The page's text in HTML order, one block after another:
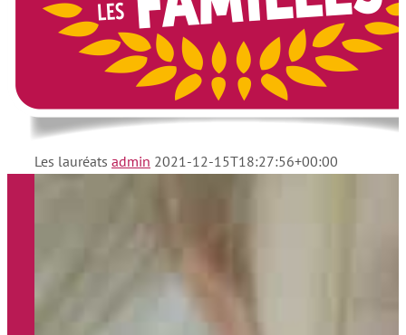
Les lauréats admin 2021-12-15T18:27:56+00:00